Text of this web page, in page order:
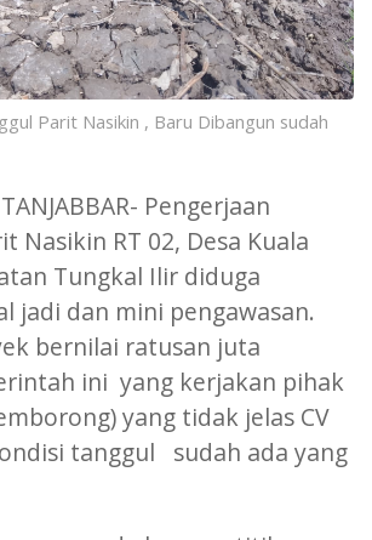
Parit Nasikin , Baru Dibangun sudah
Pengerjaan
Nasikin RT 02, Desa Kuala
Tungkal Ilir diduga
jadi dan mini pengawasan.
bernilai ratusan juta
ini yang kerjakan pihak
yang tidak jelas CV
tanggul sudah ada yang